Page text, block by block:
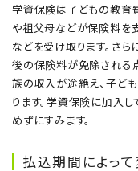
学資保険は子どもの教育
や祖父母などが保険料を
などを受け取ります。さ
後の保険料が免除される
族の収入が途絶え、子ど
ります。学資保険に加入
めずにすみます。
払込期間によっ